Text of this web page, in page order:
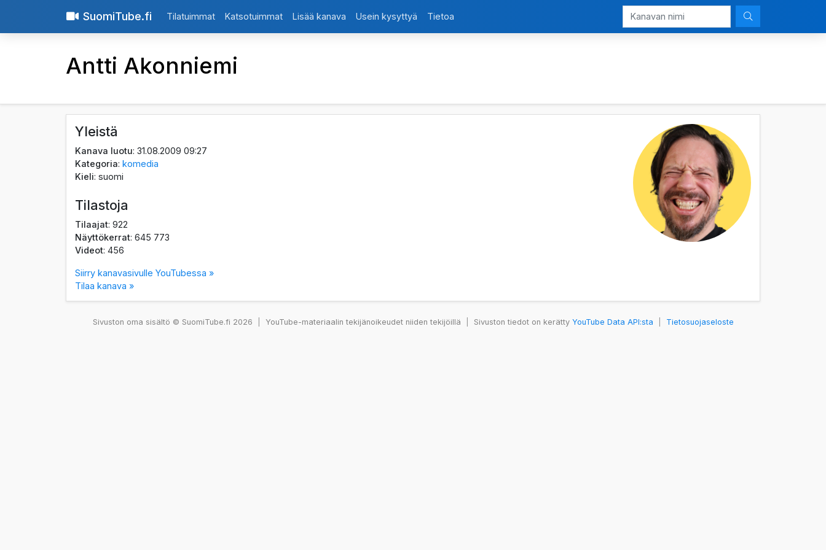
SuomiTube.fi Tilatuimmat Katsotuimmat Lisää kanava Usein kysyttyä Tietoa
Antti Akonniemi
Yleistä
Kanava luotu: 31.08.2009 09:27
Kategoria:komedia
Kieli: suomi
Tilastoja
Tilaajat: 922
Näyttökerrat: 645 773
Videot: 456
Siirry kanavasivulle YouTubessa »
Tilaa kanava »
Sivuston oma sisältö © SuomiTube.fi 2026 YouTube-materiaalin tekijänoikeudet niiden tekijöillä Sivuston tiedot on kerätty YouTube Data API:sta Tietosuojaseloste